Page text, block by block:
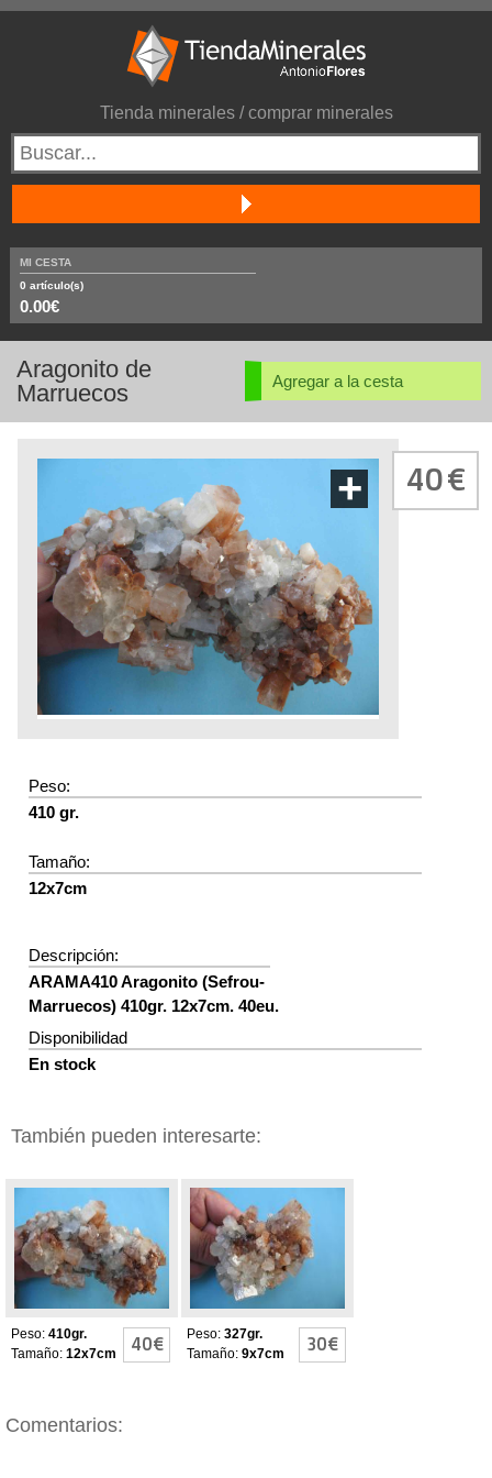
Tienda minerales / comprar minerales
MI CESTA
0 artículo(s)
0.00€
Aragonito de
Marruecos
Agregar a la cesta
+ 40
Peso:
410 gr.
Tamaño:
12x7cm
Descripción:
ARAMA410 Aragonito (Sefrou-
Marruecos) 410gr. 12x7cm. 40eu.
Disponibilidad
En stock
También pueden interesarte:
Aragonito de
Marruecos
Peso: 410gr.
Tamaño: 12x7cm 40€
Aragonito de
Marruecos
Peso: 327gr.
Tamaño: 9x7cm 30€
Comentarios: